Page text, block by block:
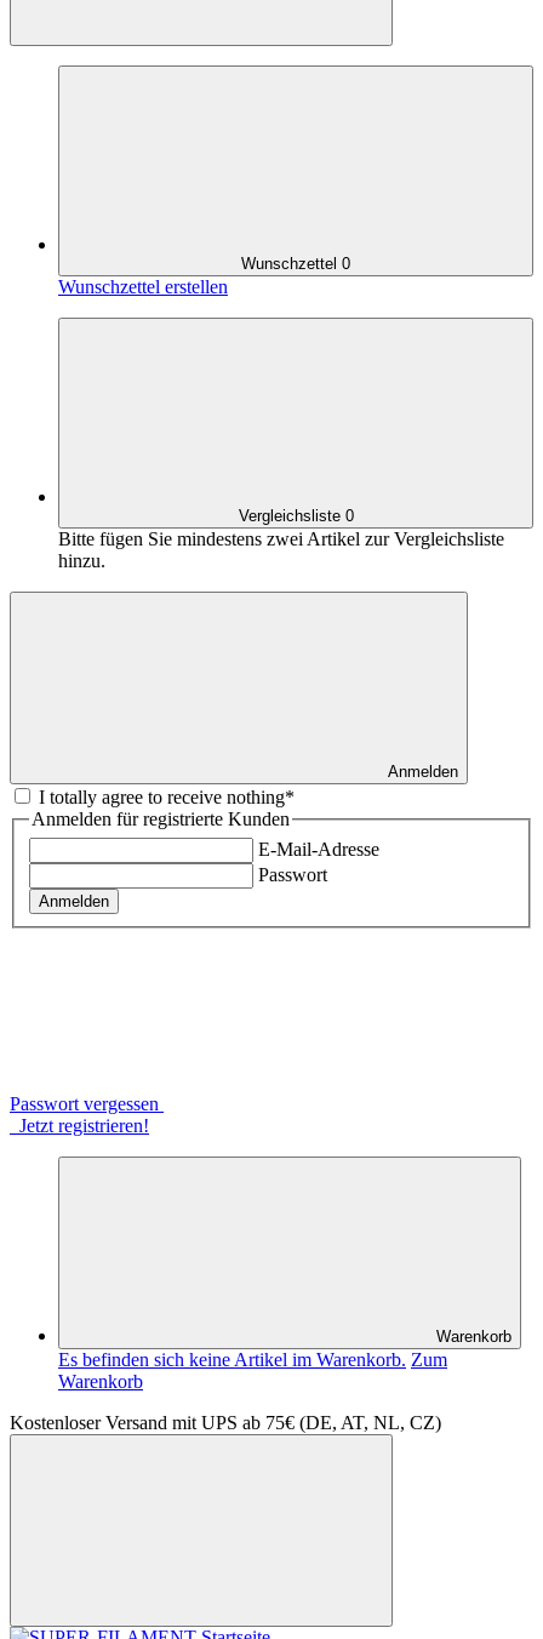
Wunschzettel 0
Wunschzettel erstellen
Vergleichsliste 0
Bitte fügen Sie mindestens zwei Artikel zur Vergleichsliste
hinzu.
Anmelden
I totally agree to receive nothing*
Anmelden für registrierte Kunden
E-Mail-Adresse
Passwort
Anmelden
Passwort vergessen
Jetzt registrieren!
Warenkorb
Es befinden sich keine Artikel im Warenkorb. Zum
Warenkorb
Kostenloser Versand mit UPS ab 75€ (DE, AT, NL, CZ)